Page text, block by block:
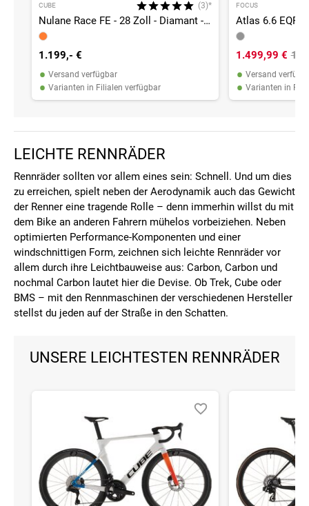
CUBE (3)*
Nulane Race FE - 28 Zoll - Diamant - 2026
1.199,- €
• Versand verfügbar
• Varianten in Filialen verfügbar
FOCUS
Atlas 6.6 EQP
1.499,99 €
• Versand
• Varianten in
LEICHTE RENNRÄDER
Rennräder sollten vor allem eines sein: Schnell. Und um dies
zu erreichen, spielt neben der Aerodynamik auch das Gewicht
der Renner eine tragende Rolle – denn immerhin willst du mit
dem Bike an anderen Fahrern mühelos vorbeiziehen. Neben
optimierten Performance-Komponenten und einer
windschnittigen Form, zeichnen sich leichte Rennräder vor
allem durch ihre Leichtbauweise aus: Carbon, Carbon und
nochmal Carbon lautet hier die Devise. Ob Trek, Cube oder
BMS – mit den Rennmaschinen der verschiedenen Hersteller
stellst du jeden auf der Straße in den Schatten.
UNSERE LEICHTESTEN RENNRÄDER